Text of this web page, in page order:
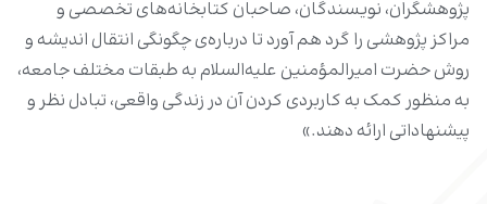
پژوهشگران، نویسندگان، صاحبان کتابخانه‌های تخصصی و
مراکز پژوهشی را گرد هم آورد تا درباره‌ی چگونگی انتقال اندیشه و
روش حضرت امیرالمؤمنین علیه‌السلام به طبقات مختلف جامعه،
به منظور کمک به کاربردی کردن آن در زندگی واقعی، تبادل نظر و
پیشنهاداتی ارائه دهند.»